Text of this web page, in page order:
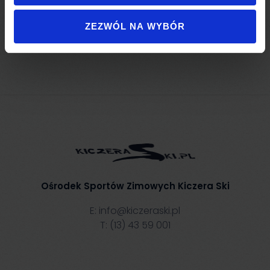
ZEZWÓL NA WYBÓR
narciarskiego o dług.420 mb, oraz działanie nr 6 –
zakup armatek śnieżnych.
Ośrodek Sportów Zimowych Kiczera Ski
E: info@kiczeraski.pl
T: (13) 43 59 001